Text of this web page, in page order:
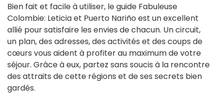
Bien fait et facile à utiliser, le guide Fabuleuse
Colombie: Leticia et Puerto Nariño est un excellent
allié pour satisfaire les envies de chacun. Un circuit,
un plan, des adresses, des activités et des coups de
cœurs vous aident à profiter au maximum de votre
séjour. Grâce à eux, partez sans soucis à la rencontre
des attraits de cette régions et de ses secrets bien
gardés.